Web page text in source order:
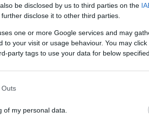
be disclosed by us to third parties on the
disclose it to other third parties.
one or more Google services and may
to your visit or usage behaviour. You may
party tags to use your data for below
Outs
of my personal data.
από τον μακρινό 13ο
ο ομηρικός Νέστορας, ο
Νηλέα και μέλος της
μία από τις
μυκηναϊκού κόσμου.
στους
μετά τον Αγαμέμνονα. Η